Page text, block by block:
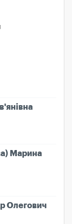
Марина
Олегович